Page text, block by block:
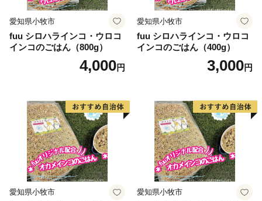
愛知県小牧市
fuu シロハラインコ・ウロコ
インコのごはん（800g）
4,000円
愛知県小牧市
fuu シロハラインコ・ウロコ
インコのごはん（400g）
3,000円
愛知県小牧市 愛知県小牧市